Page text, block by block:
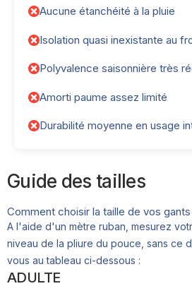
Aucune étanchéité à la pluie
Isolation quasi inexistante au
Polyvalence saisonnière très
Amorti paume assez limité
Durabilité moyenne en usage
Guide des tailles
Comment choisir la taille de vos
A l'aide d'un mètre ruban, mesurez
niveau de la pliure du pouce, sans ce
vous au tableau ci-dessous :
ADULTE